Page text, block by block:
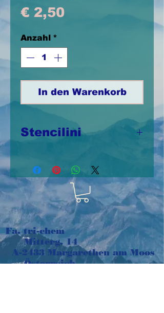
€ 2,50Preis
Anzahl *
In den Warenkorb
Stencilini
Kunststoff 10cm x
12,5cm,
wiederverwendbar
Fa. tri-chem
Mitterg. 14
A-2433 Margarethen am Moos
Österreich